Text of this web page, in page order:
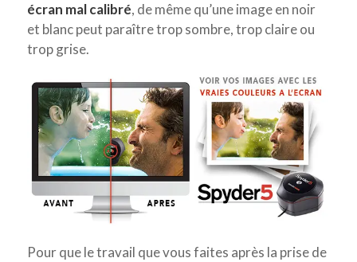
écran mal calibré, de même qu’une image en noir
et blanc peut paraître trop sombre, trop claire ou
trop grise.
Pour que le travail que vous faites après la prise de